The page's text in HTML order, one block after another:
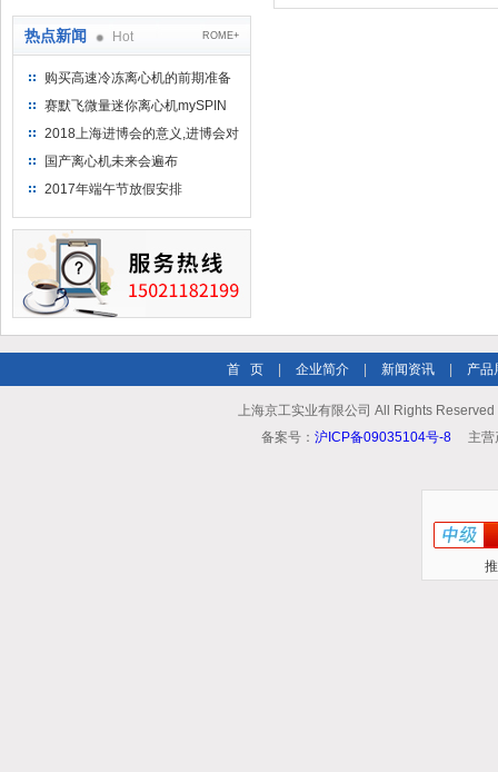
热点新闻 Hot ROME+
购买高速冷冻离心机的前期准备
工作
赛默飞微量迷你离心机mySPIN
12
2018上海进博会的意义,进博会对
上海的影响有哪些？
国产离心机未来会遍布
2017年端午节放假安排
首 页 企业简介 新闻资讯 产品
上海京工实业有限公司 All Rights
备案号： 沪ICP备09035104号-8 主营